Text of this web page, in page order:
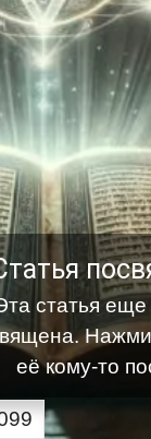
статья
её кому-то